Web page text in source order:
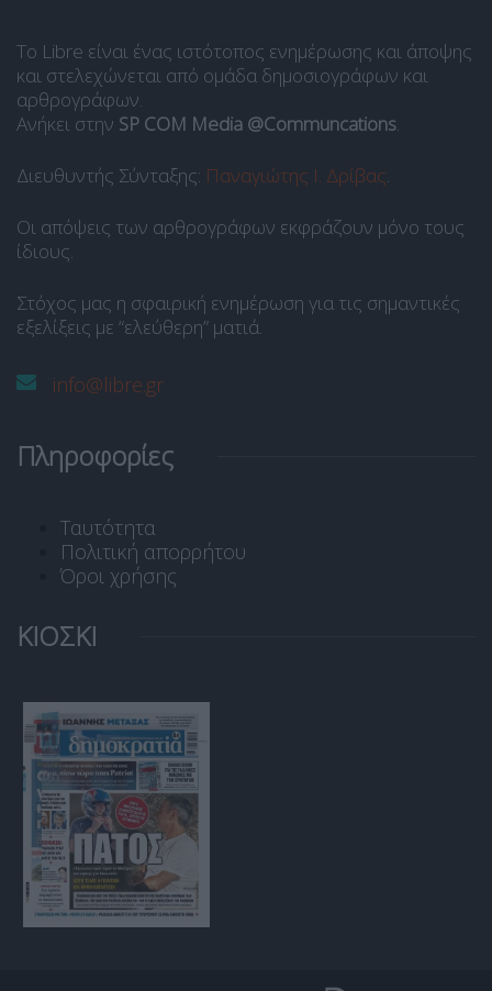
Το Libre είναι ένας ιστότοπος ενημέρωσης και άποψης
και στελεχώνεται από ομάδα δημοσιογράφων και
αρθρογράφων.
Ανήκει στην SP COM Media @Communcations.
Διευθυντής Σύνταξης: Παναγιώτης Ι. Δρίβας.
Οι απόψεις των αρθρογράφων εκφράζουν μόνο τους
ίδιους.
Στόχος μας η σφαιρική ενημέρωση για τις σημαντικές
εξελίξεις με “ελεύθερη” ματιά.
info@libre.gr
Πληροφορίες
Ταυτότητα
Πολιτική απορρήτου
Όροι χρήσης
ΚΙΟΣΚΙ